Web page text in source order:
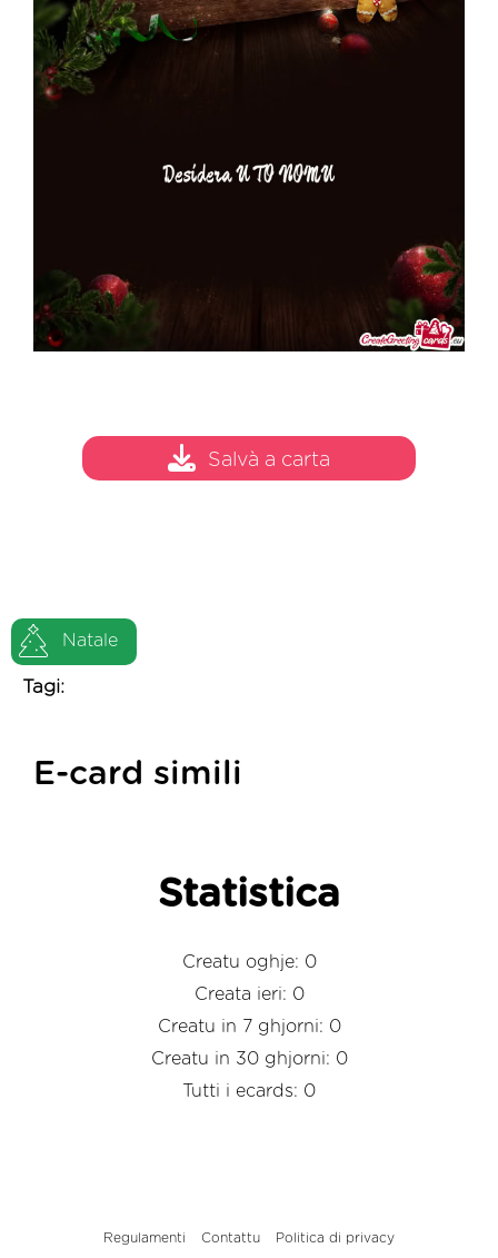
Natale
Tagi:
Salvà a carta
E-card simili
Statistica
Creatu oghje: 0
Creata ieri: 0
Creatu in 7 ghjorni: 0
Creatu in 30 ghjorni: 0
Tutti i ecards: 0
Regulamenti Contattu Politica di privacy